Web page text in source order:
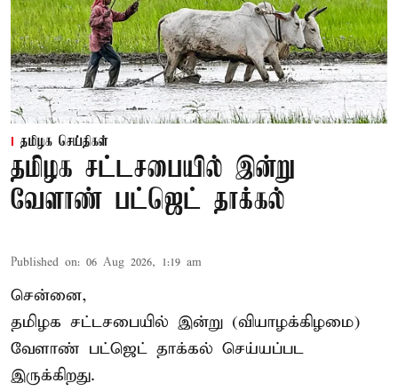
தமிழக செய்திகள்
தமிழக சட்டசபையில் இன்று
வேளாண் பட்ஜெட் தாக்கல்
Published on: 06 Aug 2026, 1:19 am
சென்னை,
தமிழக சட்டசபையில் இன்று (வியாழக்கிழமை)
வேளாண் பட்ஜெட் தாக்கல் செய்யப்பட
இருக்கிறது.